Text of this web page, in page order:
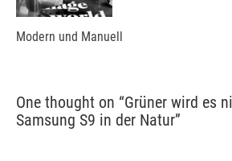
Modern und Manuell
One thought on “Grüner wird es
Samsung S9 in der Natur”